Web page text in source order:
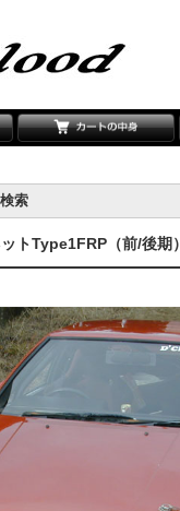
索
トType1FRP（前/後期）